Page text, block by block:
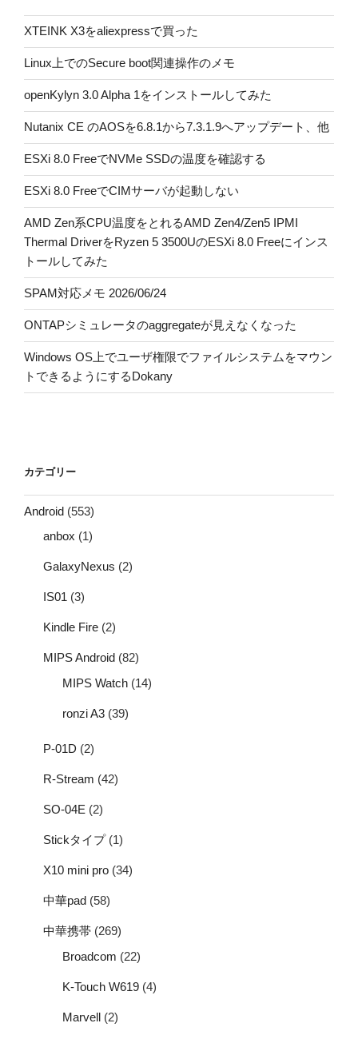
XTEINK X3をaliexpressで買った
Linux上でのSecure boot関連操作のメモ
openKylyn 3.0 Alpha 1をインストールしてみた
Nutanix CE のAOSを6.8.1から7.3.1.9へアップデート、他
ESXi 8.0 FreeでNVMe SSDの温度を確認する
ESXi 8.0 FreeでCIMサーバが起動しない
AMD Zen系CPU温度をとれるAMD Zen4/Zen5 IPMI
Thermal DriverをRyzen 5 3500UのESXi 8.0 Freeにインス
トールしてみた
SPAM対応メモ 2026/06/24
ONTAPシミュレータのaggregateが見えなくなった
Windows OS上でユーザ権限でファイルシステムをマウン
トできるようにするDokany
カテゴリー
Android (553)
anbox (1)
GalaxyNexus (2)
IS01 (3)
Kindle Fire (2)
MIPS Android (82)
MIPS Watch (14)
ronzi A3 (39)
P-01D (2)
R-Stream (42)
SO-04E (2)
Stickタイプ(1)
X10 mini pro (34)
中華pad (58)
中華携帯 (269)
Broadcom (22)
K-Touch W619 (4)
Marvell (2)